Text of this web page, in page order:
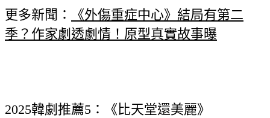
更多新聞：
《外傷重症中心》結局有第二
季？作家劇透劇情！原型真實故事曝
2025韓劇推薦5：《比天堂還美麗》